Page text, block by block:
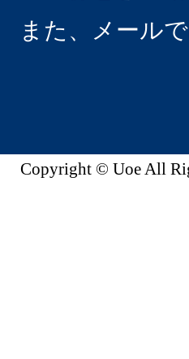
また、メール
Copyright © Uoe All